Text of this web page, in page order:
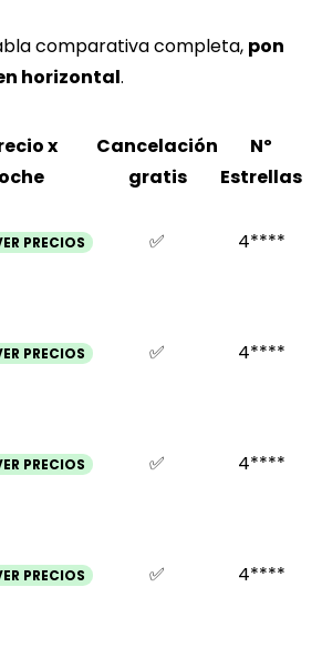
comparativa completa, pon
horizontal.
x
Cancelación
gratis
Nº
Estrellas
PRECIOS ✅ 4****
PRECIOS ✅ 4****
PRECIOS ✅ 4****
PRECIOS ✅ 4****